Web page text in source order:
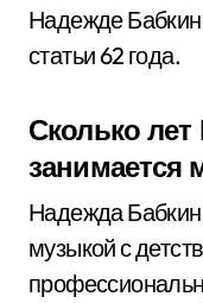
Надежде
статьи 62 года.
Сколько
занимается
Надежда
музыкой с